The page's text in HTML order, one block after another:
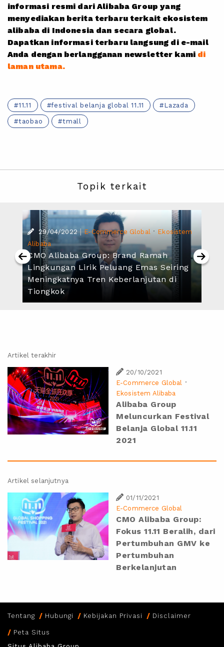
informasi resmi dari Alibaba Group yang
menyediakan berita terbaru terkait ekosistem
alibaba di Indonesia dan secara global.
Dapatkan informasi terbaru langsung di e-mail
Anda dengan berlangganan newsletter kami di
laman utama.
11.11 festival belanja global 11.11 Lazada
taobao tmall
Topik terkait
29/04/2022 | E-Commerce Global· Ekosistem
Alibaba
CMO Alibaba Group: Brand Ramah
Lingkungan Lirik Peluang Emas Seiring
Meningkatnya Tren Keberlanjutan di
Tiongkok
Artikel terakhir
20/10/2021
E-Commerce Global ·
Ekosistem Alibaba
Alibaba Group
Meluncurkan Festival
Belanja Global 11.11
2021
Artikel selanjutnya
01/11/2021
E-Commerce Global
CMO Alibaba Group:
Fokus 11.11 Beralih, dari
Pertumbuhan GMV ke
Pertumbuhan
Berkelanjutan
Tentang Hubungi Kebijakan Privasi Disclaimer
Peta Situs